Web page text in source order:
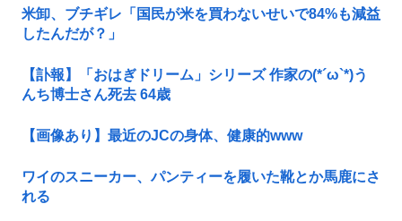
米卸、ブチギレ「国民が米を買わないせいで84%も減益
したんだが？」
【訃報】「おはぎドリーム」シリーズ 作家の(*´ω`*)う
んち博士さん死去 64歳
【画像あり】最近のJCの身体、健康的www
ワイのスニーカー、パンティーを履いた靴とか馬鹿にさ
れる